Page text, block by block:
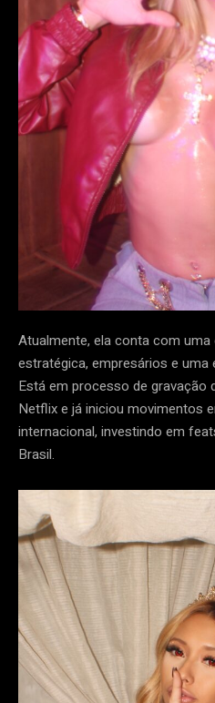
Atualmente, ela conta com
estratégica, empresários e
Está em processo de gravação
Netflix e já iniciou movimentos
internacional, investindo em
Brasil.